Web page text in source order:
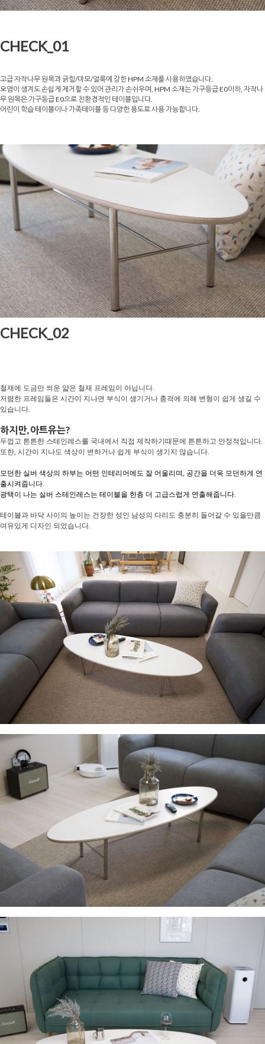
CHECK_01
고급 자작나무 원목과 긁힘/마모/얼룩에 강한 HPM 소재를 사용하였습니다.
오염이 생겨도 손쉽게 제거할 수 있어 관리가 손쉬우며, HPM 소재는 가구등급 E0이하, 자작나
무 원목은 가구등급 E0으로 친환경적인 테이블입니다.
어린이 학습 테이블이나 가족테이블 등 다양한 용도로 사용 가능합니다.
CHECK_02
철재에 도금만 씌운 얇은 철재 프레임이 아닙니다.
저렴한 프레임들은 시간이 지나면 부식이 생기거나 충격에 의해 변형이 쉽게 생길 수
있습니다.
하지만, 아트유는?
두껍고 튼튼한 스테인레스를 국내에서 직접 제작하기때문에 튼튼하고 안정적입니다.
또한, 시간이 지나도 색상이 변하거나 쉽게 부식이 생기지 않습니다.
모던한 실버 색상의 하부는 어떤 인테리어에도 잘 어울리며, 공간을 더욱 모던하게 연
출시켜줍니다.
광택이 나는 실버 스테인레스는 테이블을 한층 더 고급스럽게 연출해줍니다.
테이블과 바닥 사이의 높이는 건장한 성인 남성의 다리도 충분히 들어갈 수 있을만큼
여유있게 디자인 되었습니다.